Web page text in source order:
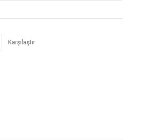
Karşılaştır